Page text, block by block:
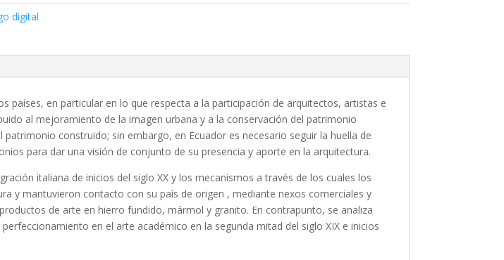
digital
países, en particular en lo que respecta a la participación de arquitectos, artistas e
al mejoramiento de la imagen urbana y a la conservación del patrimonio
construido; sin embargo, en Ecuador es necesario seguir la huella de
para dar una visión de conjunto de su presencia y aporte en la arquitectura.
italiana de inicios del siglo XX y los mecanismos a través de los cuales los
y mantuvieron contacto con su país de origen , mediante nexos comerciales y
de arte en hierro fundido, mármol y granito. En contrapunto, se analiza
en el arte académico en la segunda mitad del siglo XIX e inicios